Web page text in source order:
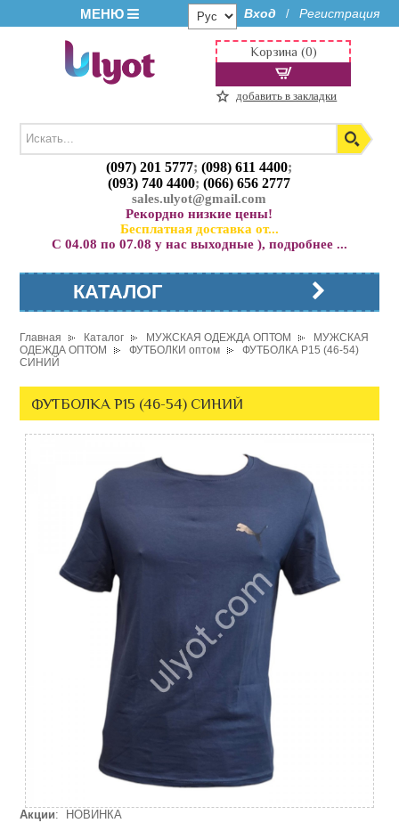
МЕНЮ Вход / Регистрация
(097) 201 5777;(098) 611 4400;
(093) 740 4400;(066) 656 2777
sales.ulyot@gmail.com
Рекордно низкие цены!
Бесплатная доставка от...
С 04.08 по 07.08 у нас выходные ), подробнее ...
Корзина (0)
добавить в закладки
КАТАЛОГ
Главная Каталог МУЖСКАЯ ОДЕЖДА ОПТОМ
МУЖСКАЯ
ОДЕЖДА ОПТОМ
ФУТБОЛКИ оптом
ФУТБОЛКА P15 (46-54)
СИНИЙ
ФУТБОЛКА P15 (46-54) СИНИЙ
Акции: НОВИНКА